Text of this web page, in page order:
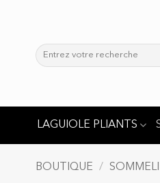
Recherche
pour :
LAGUIOLE PLIANTS
BOUTIQUE /